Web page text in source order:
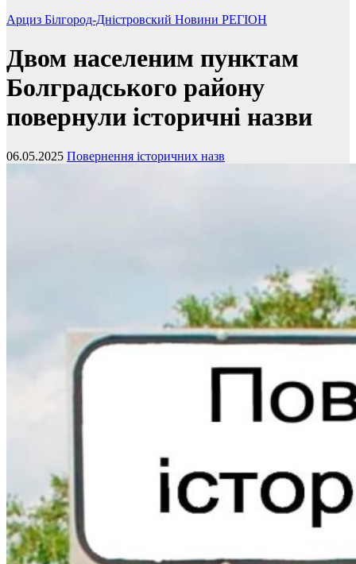
Арциз Білгород-Дністровский Новини РЕГІОН
Двом населеним пунктам
Болградського району
повернули історичні назви
06.05.2025 Повернення історичних назв